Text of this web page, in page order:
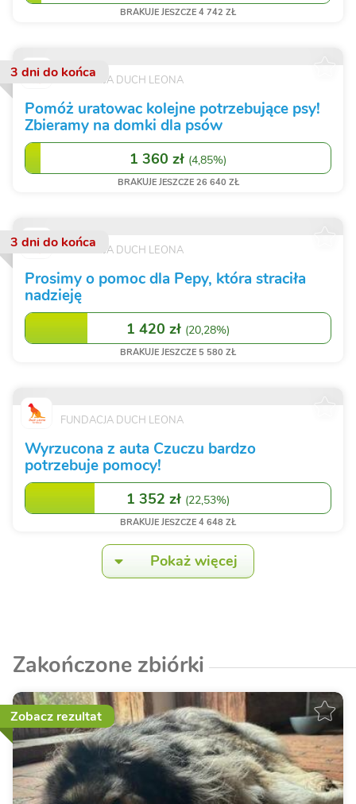
BRAKUJE JESZCZE 4 742 ZŁ
3 dnido końca
FUNDACJA DUCH LEONA
Pomóż uratowac kolejne potrzebujące psy!
Zbieramy na domki dla psów
1 360 zł (4,85%)
BRAKUJE JESZCZE 26 640 ZŁ
3 dnido końca
FUNDACJA DUCH LEONA
Prosimy o pomoc dla Pepy, która straciła
nadzieję
1 420 zł (20,28%)
BRAKUJE JESZCZE 5 580 ZŁ
FUNDACJA DUCH LEONA
Wyrzucona z auta Czuczu bardzo
potrzebuje pomocy!
1 352 zł (22,53%)
BRAKUJE JESZCZE 4 648 ZŁ
Pokaż więcej
Zakończone zbiórki
Zobacz rezultat